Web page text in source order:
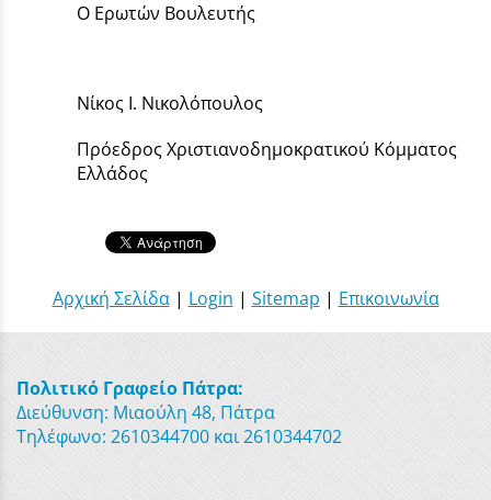
Ο Ερωτών Βουλευτής
Νίκος Ι. Νικολόπουλος
Πρόεδρος Χριστιανοδημοκρατικού Κόμματος
Ελλάδος
Αρχική Σελίδα| Login | Sitemap | Επικοινωνία
Πολιτικό Γραφείο Πάτρα:
Διεύθυνση: Μιαούλη 48, Πάτρα
Τηλέφωνο: 2610344700 και 2610344702